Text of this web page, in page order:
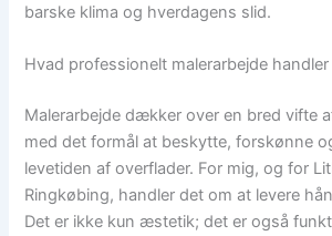
barske klima og hverdagens slid.
Hvad professionelt malerarbejde handler
Malerarbejde dækker over en bred vifte
med det formål at beskytte, forskønne
levetiden af overflader. For mig, og for
Ringkøbing, handler det om at levere
Det er ikke kun æstetik; det er også